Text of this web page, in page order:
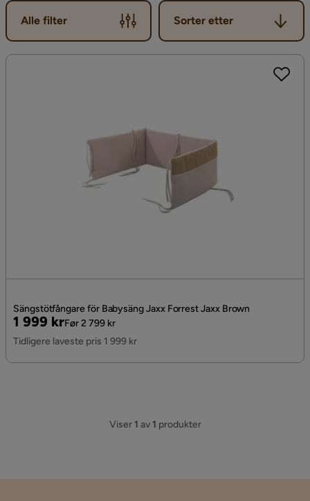
Alle filter
Sorter etter
Sorter etter
Sängstötfångare för Babysäng Jaxx Forrest Jaxx Brown
Pris
1 999 kr
Original
Pris
Før 2 799 kr
Tidligere laveste pris 1 999 kr
Viser1 av1 produkter